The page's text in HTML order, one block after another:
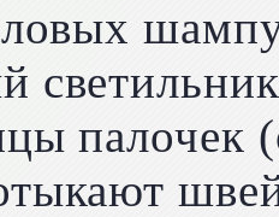
палочек